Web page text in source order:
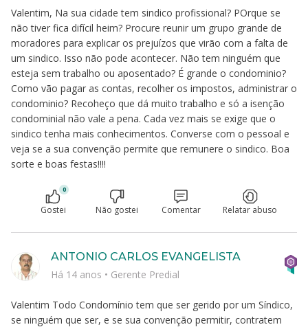
Valentim, Na sua cidade tem sindico profissional? POrque se
não tiver fica difícil heim? Procure reunir um grupo grande de
moradores para explicar os prejuízos que virão com a falta de
um sindico. Isso não pode acontecer. Não tem ninguém que
esteja sem trabalho ou aposentado? É grande o condominio?
Como vão pagar as contas, recolher os impostos, administrar o
condominio? Recoheço que dá muito trabalho e só a isenção
condominial não vale a pena. Cada vez mais se exige que o
sindico tenha mais conhecimentos. Converse com o pessoal e
veja se a sua convenção permite que remunere o sindico. Boa
sorte e boas festas!!!!
0
Gostei Não gostei Comentar Relatar abuso
Valentim Todo Condomínio tem que ser gerido por um Síndico,
se ninguém que ser, e se sua convenção permitir, contratem
ANTONIO CARLOS EVANGELISTA
Há 14 anos • Gerente Predial